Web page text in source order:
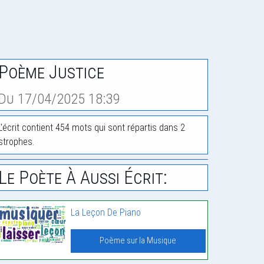
Justice
17/04/2025 18:39
contient 454 mots qui sont répartis dans 2
Poète À Aussi Écrit:
La Leçon De Piano
Poème sur la Musique